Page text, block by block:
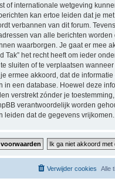
of internationale wetgeving
kan ertoe leiden dat je
verbannen van dit forum.
van alle berichten
waarborgen. Je gaat er mee
Tak” het recht heeft om ieder
sluiten of te verplaatsen
ermee akkoord, dat de
in een database. Hoewel deze
verstrekt zónder je
verantwoordelijk worden
leiden dat de gegevens vrijkomen.
Alle
Verwijder cookies